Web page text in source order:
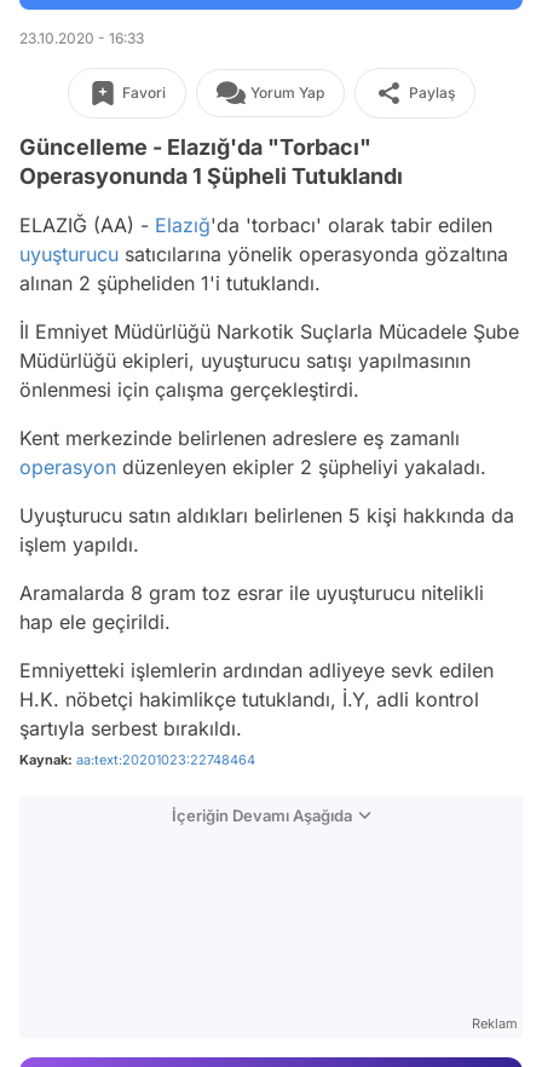
23.10.2020 - 16:33
Favori Yorum Yap Paylaş
Güncelleme - Elazığ'da "Torbacı"
Operasyonunda 1 Şüpheli Tutuklandı
ELAZIĞ (AA) - Elazığ'da 'torbacı' olarak tabir edilen
uyuşturucu satıcılarına yönelik operasyonda gözaltına
alınan 2 şüpheliden 1'i tutuklandı.
İl Emniyet Müdürlüğü Narkotik Suçlarla Mücadele Şube
Müdürlüğü ekipleri, uyuşturucu satışı yapılmasının
önlenmesi için çalışma gerçekleştirdi.
Kent merkezinde belirlenen adreslere eş zamanlı
operasyon düzenleyen ekipler 2 şüpheliyi yakaladı.
Uyuşturucu satın aldıkları belirlenen 5 kişi hakkında da
işlem yapıldı.
Aramalarda 8 gram toz esrar ile uyuşturucu nitelikli
hap ele geçirildi.
Emniyetteki işlemlerin ardından adliyeye sevk edilen
H.K. nöbetçi hakimlikçe tutuklandı, İ.Y, adli kontrol
şartıyla serbest bırakıldı.
Kaynak: aa:text:20201023:22748464
İçeriğin Devamı Aşağıda
Reklam